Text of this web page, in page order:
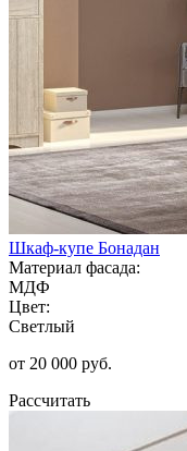
Шкаф-купе Бонадан
Материал фасада:
МДФ
Цвет:
Светлый
от 20 000 руб.
Рассчитать